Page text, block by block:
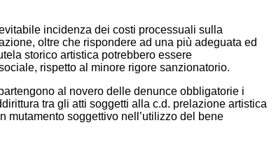
incidenza dei costi processuali sulla
oltre che rispondere ad una più adeguata ed
storico artistica potrebbero essere
rispetto al minore rigore sanzionatorio.
al novero delle denunce obbligatorie i
tra gli atti soggetti alla c.d. prelazione artistica
mutamento soggettivo nell’utilizzo del bene